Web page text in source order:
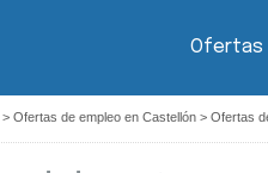
Ofertas
> Ofertas de empleo en Castellón > Ofertas